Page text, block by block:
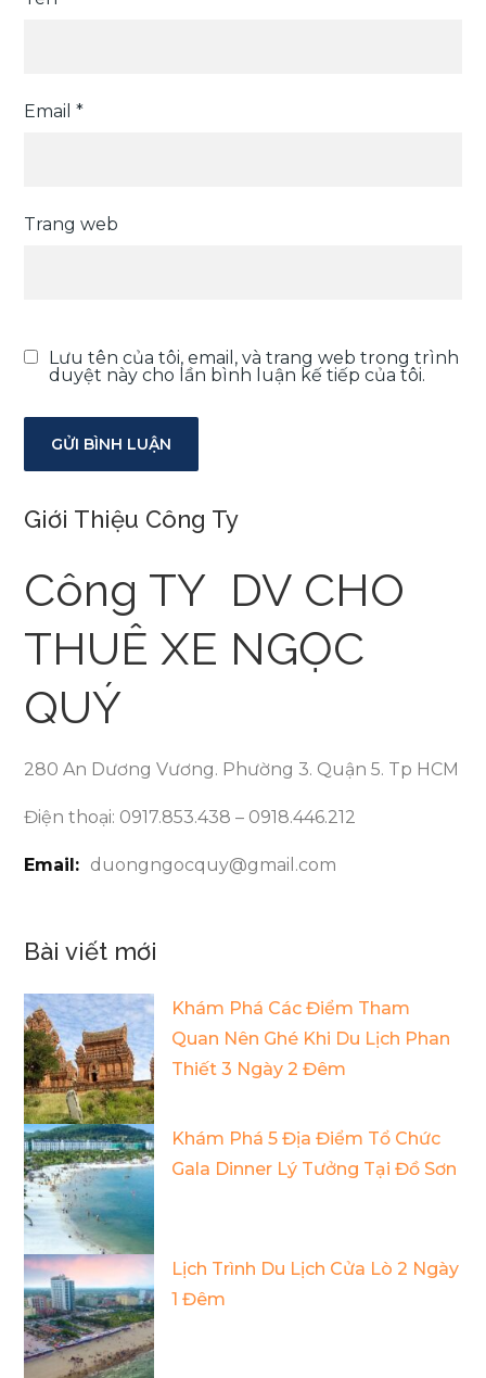
Email*
Trang web
Lưu tên của tôi, email, và trang web trong trình
duyệt này cho lần bình luận kế tiếp của tôi.
Giới Thiệu Công Ty
Công TY DV CHO
THUÊ XE NGỌC
QUÝ
280 An Dương Vương. Phường 3. Quận 5. Tp HCM
Điện thoại: 0917.853.438 – 0918.446.212
Email: duongngocquy@gmail.com
Bài viết mới
Khám Phá Các Điểm Tham
Quan Nên Ghé Khi Du Lịch Phan
Thiết 3 Ngày 2 Đêm
Khám Phá 5 Địa Điểm Tổ Chức
Gala Dinner Lý Tưởng Tại Đồ Sơn
Lịch Trình Du Lịch Cửa Lò 2 Ngày
1 Đêm